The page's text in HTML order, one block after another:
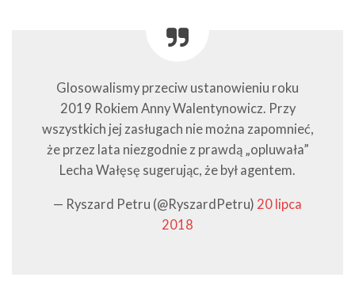
Glosowalismy przeciw ustanowieniu roku
2019 Rokiem Anny Walentynowicz. Przy
wszystkich jej zasługach nie można zapomnieć,
że przez lata niezgodnie z prawdą „opluwała”
Lecha Wałęsę sugerując, że był agentem.
— Ryszard Petru (@RyszardPetru) 20 lipca
2018